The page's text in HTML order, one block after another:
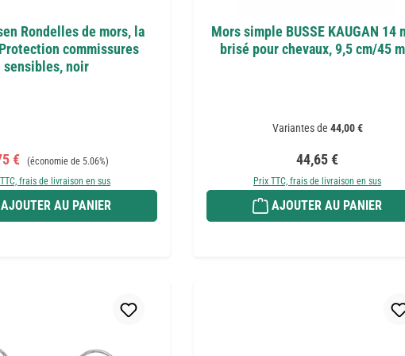
Rondelles de mors, la
commissures
sensibles, noir
de vente :
€ Prix régulier :
(économie de 5.06%)
frais de livraison en sus
AJOUTER AU PANIER
Mors simple BUSSE KAUGAN 14
brisé pour chevaux, 9,5 cm/45
Variantes de 44,00 €
Prix régulier :
44,65 €
Prix TTC, frais de livraison en sus
AJOUTER AU PANIER